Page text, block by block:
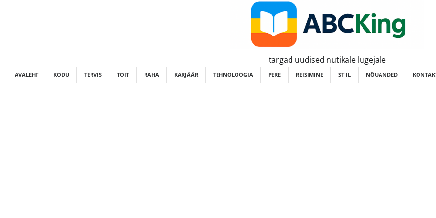
targad uudised nutikale lugejale
AVALEHT KODU TERVIS TOIT RAHA KARJÄÄR TEHNOLOOGIA PERE REISIMINE STIIL NÕUANDED